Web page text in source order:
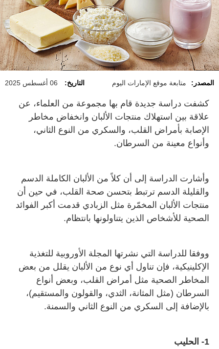
المصدر: متابعة موقع الإمارات اليوم التاريخ: 06 أغسطس 2025
كشفت دراسة جديدة قام بها مجموعة من العلماء، عن
علاقة بين استهلاك منتجات الألبان وانخفاض مخاطر
الإصابة بأمراض القلب، والسكري من النوع الثاني،
وأنواع معينة من السرطان.
وأشارت الدراسة إلى أن كلاً من الألبان الكاملة الدسم
والقليلة الدسم ترتبط بتحسن صحة القلب، في حين أن
منتجات الألبان المخمّرة مثل الزبادي قدمت أكبر الفوائد
الصحية للأشخاص الذين يتناولونها بانتظام.
ووفقا للدراسة التي نشرتها المجلة الأوروبية للتغذية
الإكلينيكية، فإن تناول أي نوع من الألبان يقلل من بعض
المخاطر الصحية مثل أمراض القلب، وبعض أنواع
السرطان (مثل المثانة، الثدي، والقولون والمستقيم)،
بالإضافة إلى السكري من النوع الثاني والسمنة.
1- الحليب